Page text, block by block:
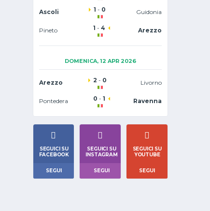
Ascoli 1 - 0 Guidonia
Pineto 1 - 4 Arezzo
DOMENICA, 12 APR 2026
Arezzo 2 - 0 Livorno
Pontedera 0 - 1 Ravenna
SEGUICI SU
FACEBOOK
SEGUI
SEGUICI SU
INSTAGRAM
SEGUI
SEGUICI SU
YOUTUBE
SEGUI